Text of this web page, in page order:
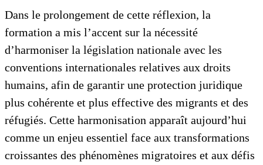
Dans le prolongement de cette réflexion, la
formation a mis l’accent sur la nécessité
d’harmoniser la législation nationale avec les
conventions internationales relatives aux droits
humains, afin de garantir une protection juridique
plus cohérente et plus effective des migrants et des
réfugiés. Cette harmonisation apparaît aujourd’hui
comme un enjeu essentiel face aux transformations
croissantes des phénomènes migratoires et aux défis